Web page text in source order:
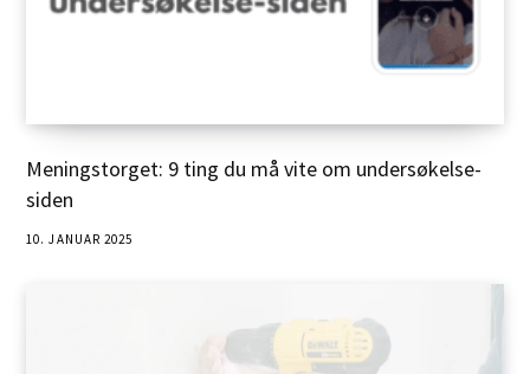
Meningstorget: 9 ting du må vite om undersøkelse-
siden
10. JANUAR 2025